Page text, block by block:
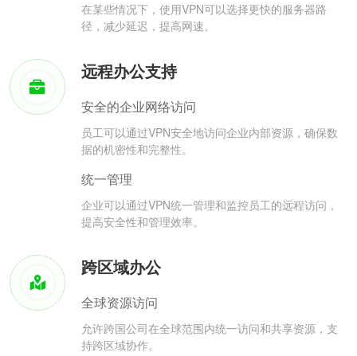
在某些情况下，使用VPN可以选择更快的服务器路
径，减少延迟，提高网速。
远程办公支持
安全的企业网络访问
员工可以通过VPN安全地访问企业内部资源，确保数
据的机密性和完整性。
统一管理
企业可以通过VPN统一管理和监控员工的远程访问，
提高安全性和管理效率。
跨区域办公
全球资源访问
允许跨国公司在全球范围内统一访问和共享资源，支
持跨区域协作。